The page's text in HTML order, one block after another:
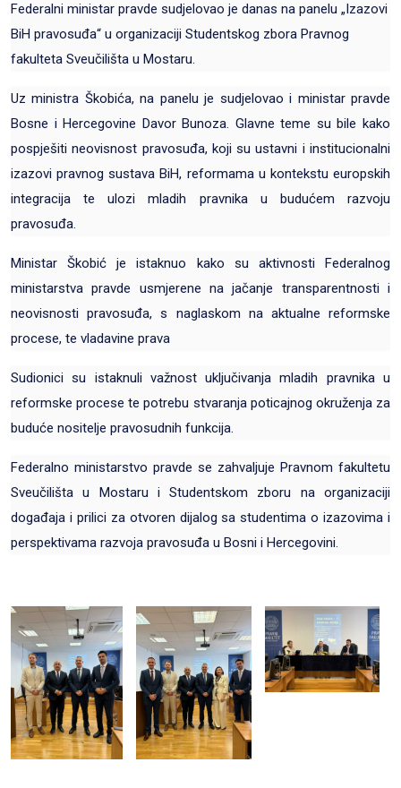
Federalni ministar pravde sudjelovao je danas na panelu „Izazovi
BiH pravosuđa“ u organizaciji Studentskog zbora Pravnog
fakulteta Sveučilišta u Mostaru.
Uz ministra Škobića, na panelu je sudjelovao i ministar pravde
Bosne i Hercegovine Davor Bunoza. Glavne teme su bile kako
pospješiti neovisnost pravosuđa, koji su ustavni i institucionalni
izazovi pravnog sustava BiH, reformama u kontekstu europskih
integracija te ulozi mladih pravnika u budućem razvoju
pravosuđa.
Ministar Škobić je istaknuo kako su aktivnosti Federalnog
ministarstva pravde usmjerene na jačanje transparentnosti i
neovisnosti pravosuđa, s naglaskom na aktualne reformske
procese, te vladavine prava
Sudionici su istaknuli važnost uključivanja mladih pravnika u
reformske procese te potrebu stvaranja poticajnog okruženja za
buduće nositelje pravosudnih funkcija.
Federalno ministarstvo pravde se zahvaljuje Pravnom fakultetu
Sveučilišta u Mostaru i Studentskom zboru na organizaciji
događaja i prilici za otvoren dijalog sa studentima o izazovima i
perspektivama razvoja pravosuđa u Bosni i Hercegovini.